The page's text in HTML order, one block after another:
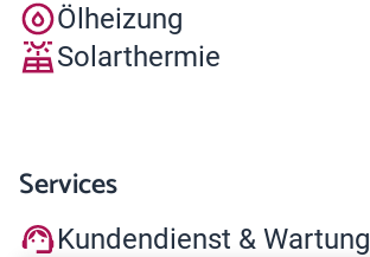
Ölheizung
Solarthermie
Services
Kundendienst & Wartung